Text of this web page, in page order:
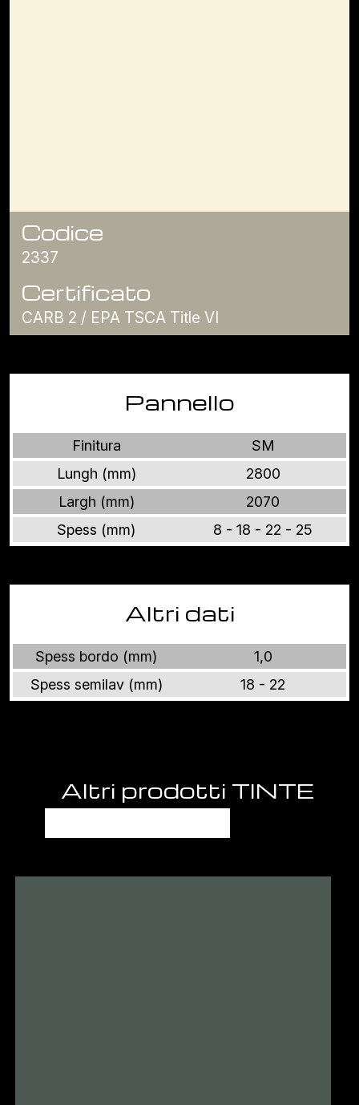
Codice
2337
Certificato
CARB 2 / EPA TSCA Title VI
Pannello
Finitura
SM
Lungh (mm)
2800
Largh (mm)
2070
Spess (mm)
8 - 18 - 22 - 25
Altri dati
Spess bordo (mm)
1,0
Spess semilav (mm)
18 - 22
Altri prodotti TINTE
UNITE